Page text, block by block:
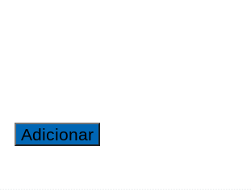
Adicionar